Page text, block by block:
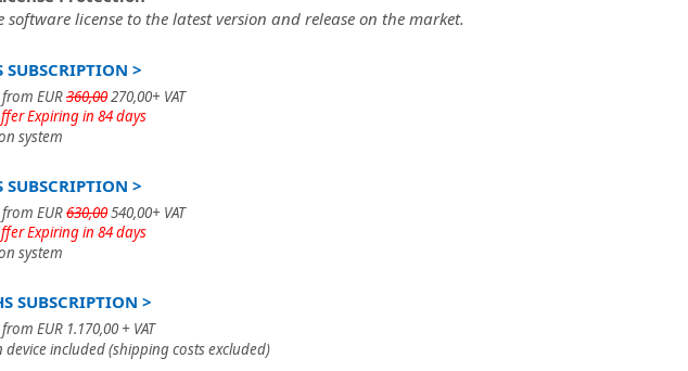
license to the latest version and release on the market.
SUBSCRIPTION >
EUR360,00270,00+ VAT
Expiring in 84 days
system
SUBSCRIPTION >
EUR630,00540,00+ VAT
Expiring in 84 days
system
SUBSCRIPTION >
EUR 1.170,00 + VAT
device included (shipping costs excluded)